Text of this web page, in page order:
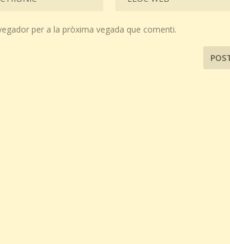
per a la pròxima vegada que comenti.